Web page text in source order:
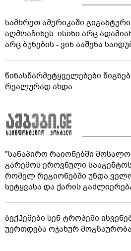
სამხრეთ ამერიკაში
აღმოაჩინეს: ისინი არც
არც ბუნების - ვინ ააშენა
წინასწარმეტყველებები
რეალურად ახდა
"სანაპირო რაიონებში
გარემოს ეროვნული
რომელ რეგიონებში უნდა
სეტყვასა და ქარის
ბექჰემები სენ-ტროპეში
უერთდება ოჯახურ